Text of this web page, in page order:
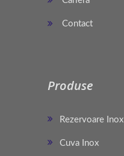
Contact
Produse
Rezervoare Inox
Cuva Inox